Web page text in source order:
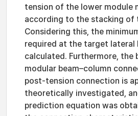
tension of the lower module
according to the stacking of
Considering this, the
required at the target lateral
calculated. Furthermore, the
modular beam–column
post-tension connection is
theoretically investigated,
prediction equation was